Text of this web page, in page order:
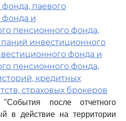
паевого
фонда и
пенсионного фонда,
инвестиционного
фонда и
пенсионного фонда,
кредитных
страховых брокеров
"События после отчетного
в действие на территории